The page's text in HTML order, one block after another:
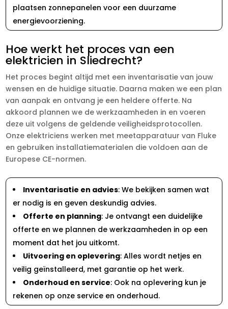
plaatsen zonnepanelen voor een duurzame
energievoorziening.
Hoe werkt het proces van een
elektricien in Sliedrecht?
Het proces begint altijd met een inventarisatie van jouw
wensen en de huidige situatie. Daarna maken we een plan
van aanpak en ontvang je een heldere offerte. Na
akkoord plannen we de werkzaamheden in en voeren
deze uit volgens de geldende veiligheidsprotocollen.
Onze elektriciens werken met meetapparatuur van Fluke
en gebruiken installatiematerialen die voldoen aan de
Europese CE-normen.
Inventarisatie en advies: We bekijken samen wat
er nodig is en geven deskundig advies.
Offerte en planning: Je ontvangt een duidelijke
offerte en we plannen de werkzaamheden in op een
moment dat het jou uitkomt.
Uitvoering en oplevering: Alles wordt netjes en
veilig geïnstalleerd, met garantie op het werk.
Onderhoud en service: Ook na oplevering kun je
rekenen op onze service en onderhoud.